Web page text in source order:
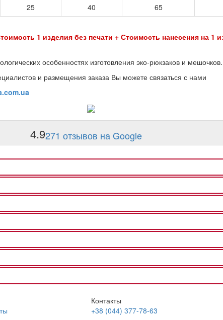
25 40 65
изделия без печати + Стоимость нанесения на 1
особенностях изготовления эко-рюкзаков и мешочков.
и размещения заказа Вы можете связаться с нами
4.9271 отзывов на Google
Контакты
+38 (044) 377-78-63